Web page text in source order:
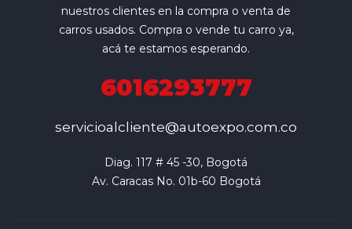
nuestros clientes en la compra o venta de
carros usados. Compra o vende tu carro ya,
acá te estamos esperando.
6016293777
servicioalcliente@autoexpo.com.co
Diag. 117 # 45 -30, Bogotá
Av. Caracas No. 01b-60 Bogotá